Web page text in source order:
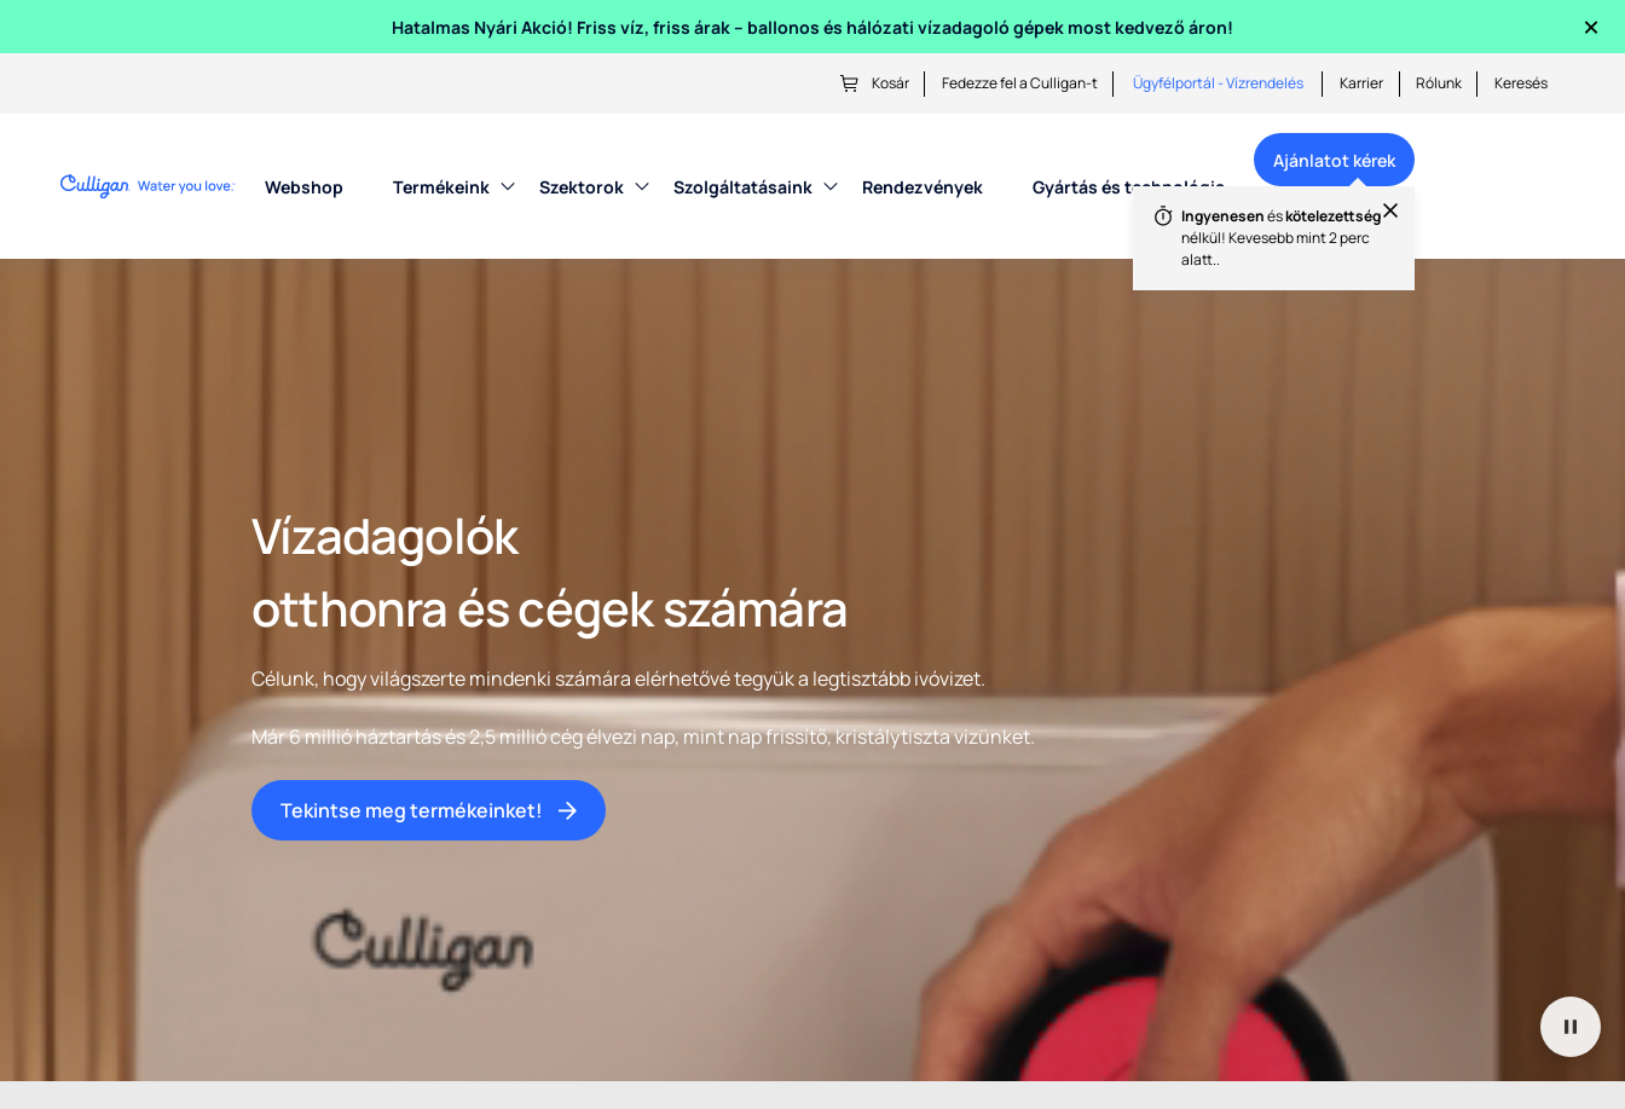
Hatalmas Nyári Akció! Friss víz, friss árak – ballonos és hálózati vízadagoló gépek most kedvező áron! ×
Kosár Fedezze fel a Culligan-t Ügyfélportál - Vízrendelés Karrier Rólunk Keresés
Webshop Termékeink Szektorok Szolgáltatásaink Rendezvények Gyártás és technológia
Ajánlatot kérek
Ingyenesenéskötelezettség
nélkül! Kevesebb mint 2 perc
alatt..
Kapcsolat
A Culligan Purity egy modern vízadagoló, amely kiváló minőségű hideg, szénsavmentes és szénsavas ivóvizet biztosít közvetlenül a munkahelyen. Intelligens és fenntartható
Vízadagolók
otthonra és cégek számára
Célunk, hogy világszerte mindenki számára elérhetővé tegyük a legtisztább ivóvizet.
Már 6 millió háztartás és 2,5 millió cég élvezi nap, mint nap frissítő, kristálytiszta vizünket.
Tekintse meg termékeinket!